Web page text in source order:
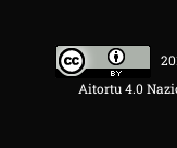
Aitortu 4.0